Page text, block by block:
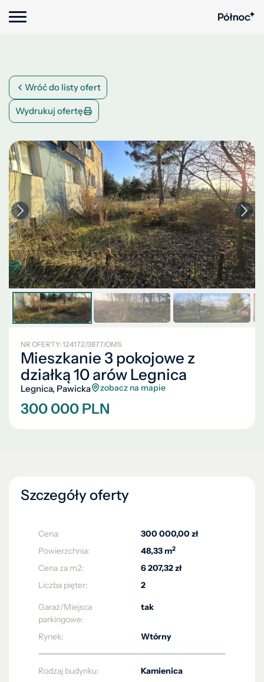
Wróć do listy ofert
Wydrukuj ofertę
NR OFERTY: 124172/3877/OMS
Mieszkanie 3 pokojowe z
działką 10 arów Legnica
Legnica, Pawicka zobacz na mapie
300 000 PLN
Szczegóły oferty
Cena:
300 000,00 zł
Powierzchnia:
48,33 m2
Cena za m2:
6 207,32 zł
Liczba pięter:
2
Garaż/Miejsca
parkingowe:
tak
Rynek: Wtórny
Rodzaj budynku:
Kamienica